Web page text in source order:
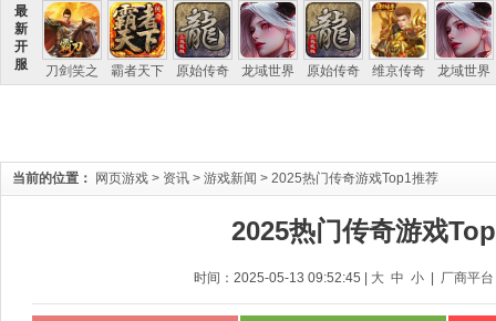
当前的位置： 网页游戏 > 资讯 > 游戏新闻 > 2025热门传奇游戏Top1推荐
2025热门传奇游戏
时间：2025-05-13 09:52:45 | 大 中 小 厂商平台